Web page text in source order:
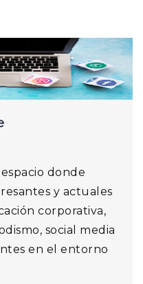
donde
y actuales
corporativa,
social media
en el entorno